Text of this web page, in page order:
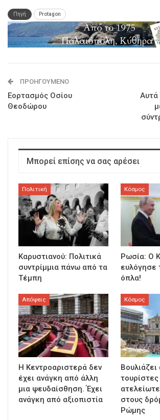
Πηγή Protagon
ΠΡΟΗΓΟΎΜΕΝΟ
Εορτασμός Οσίου
Θεοδώρου
Αυτά
Μπορεί επίσης να σας αρέσει
Πολιτική
Καρυστιανού: Πολιτικά
συντρίμμια πάνω από τα
Τέμπη
Κόσμος
Ρωσία: Ο
ευλόγησε
όπλα!
Απόψεις
Η Κεντροαριστερά δεν
έχει ανάγκη από άλλη
μια ψευδαίσθηση. Έχει
ανάγκη από αξιοπιστία
Κόσμος
τουρίστες
στους
Ρώμης